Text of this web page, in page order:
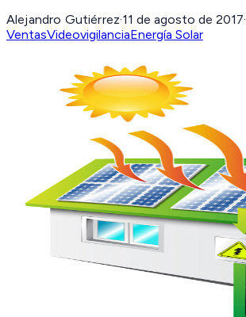
Alejandro Gutiérrez·11 de agosto de 2017·
VentasVideovigilanciaEnergía Solar